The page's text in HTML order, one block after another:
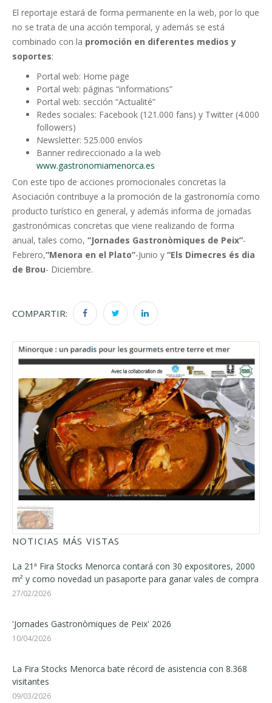
El reportaje estará de forma permanente en la web, por lo que
no se trata de una acción temporal, y además se está
combinado con la promoción en diferentes medios y
soportes:
Portal web: Home page
Portal web: páginas “informations”
Portal web: sección “Actualité”
Redes sociales: Facebook (121.000 fans) y Twitter (4.000
followers)
Newsletter: 525.000 envíos
Banner redireccionado a la web
www.gastronomiamenorca.es
Con este tipo de acciones promocionales concretas la
Asociación contribuye a la promoción de la gastronomía como
producto turístico en general, y además informa de jornadas
gastronómicas concretas que viene realizando de forma
anual, tales como, “Jornades Gastronòmiques de Peix”-
Febrero,“Menora en el Plato”-Junio y “Els Dimecres és dia
de Brou- Diciembre.
COMPARTIR:
NOTICIAS MÁS VISTAS
La 21ª Fira Stocks Menorca contará con 30 expositores, 2000
m² y como novedad un pasaporte para ganar vales de compra
27/02/2026
'Jornades Gastronòmiques de Peix' 2026
10/04/2026
La Fira Stocks Menorca bate récord de asistencia con 8.368
visitantes
09/03/2026